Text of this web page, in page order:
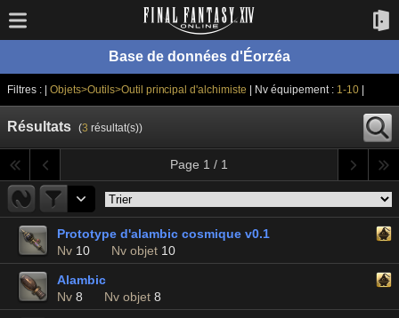
Base de données d'Éorzéa
Filtres : | Objets>Outils>Outil principal d'alchimiste | Nv équipement : 1-10|
Résultats (3 résultat(s))
Page 1 / 1
Prototype d'alambic cosmique v0.1
Nv 10 Nv objet 10
Alambic
Nv 8 Nv objet 8